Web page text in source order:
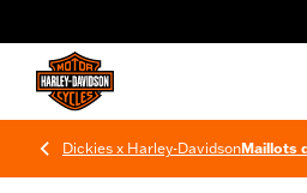
Dickies x Harley-DavidsonMaillots